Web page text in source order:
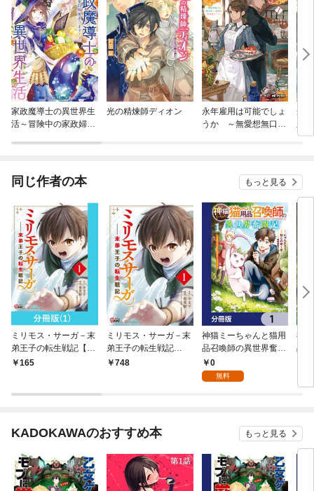
家政魔導士の異世界生
活～冒険中の家政婦業
光の精煉師ディオン
永年雇用は可能でしょ
うか ～無愛想無口な
光
ス
同じ作者の本 もっと見る
ミリモス・サーガ－末
弟王子の転生戦記【分
冊版】 （1）
165
ミリモス・サーガ－末
弟王子の転生戦記
（1）
748
神猫ミーちゃんと猫用
品召喚師の異世界奮闘
記～目指すは、もふも
ふスローライフ！～
0
無料
神
品
１
KADOKAWAのおすすめ本 もっと見る